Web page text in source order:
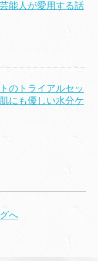
能人が愛用する話
のトライアルセッ
にも優しい水分ケ
へ